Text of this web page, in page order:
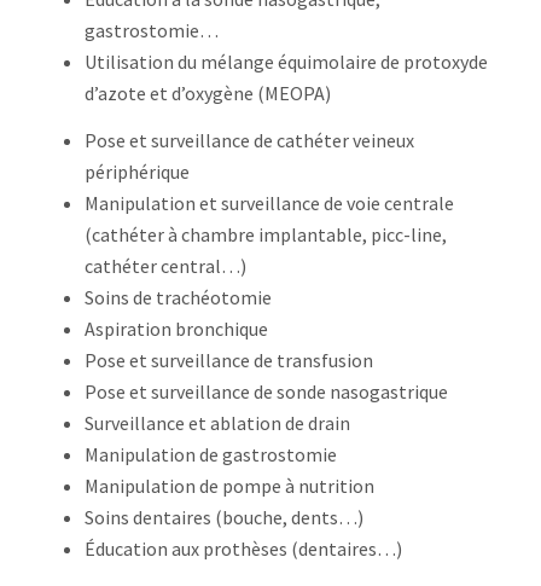
gastrostomie…
Utilisation du mélange équimolaire de protoxyde
d’azote et d’oxygène (MEOPA)
Pose et surveillance de cathéter veineux
périphérique
Manipulation et surveillance de voie centrale
(cathéter à chambre implantable, picc-line,
cathéter central…)
Soins de trachéotomie
Aspiration bronchique
Pose et surveillance de transfusion
Pose et surveillance de sonde nasogastrique
Surveillance et ablation de drain
Manipulation de gastrostomie
Manipulation de pompe à nutrition
Soins dentaires (bouche, dents…)
Éducation aux prothèses (dentaires…)